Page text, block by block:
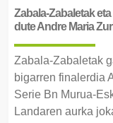
Zabala-Zabaletak
dute Andre Maria
Zabala-Zabaletak
bigarren finalerdia
Serie Bn Murua-
Landaren aurka